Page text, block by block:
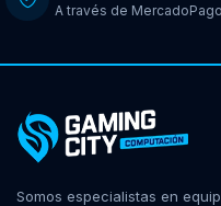
A través de MercadoPago
Somos especialistas en